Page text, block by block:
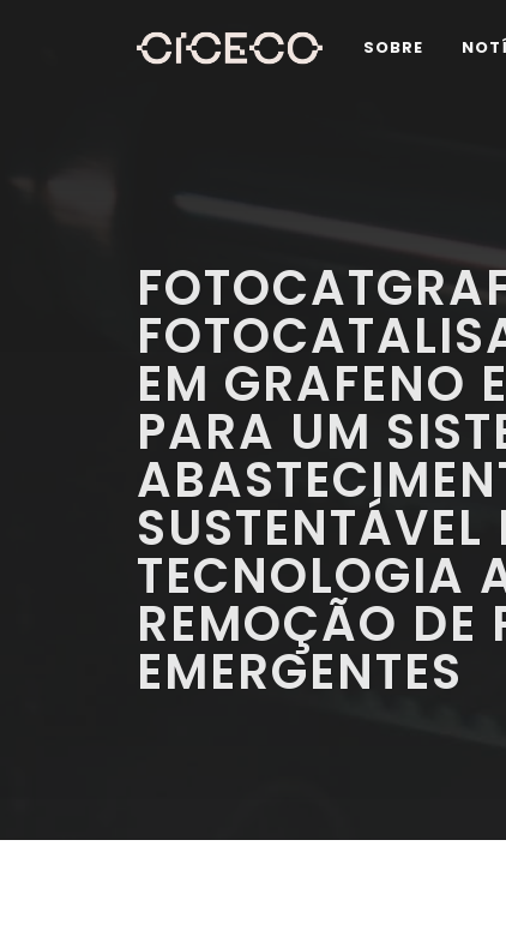
SOBRE
EM GRAFENO
PARA UM
TECNOLOGIA
REMOÇÃO DE
EMERGENTES